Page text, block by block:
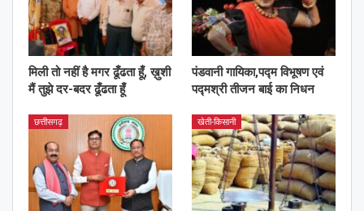
मिली तो नहीं है मगर ढूँढता हूँ, ख़ुशी
मैं तुझे दर-बदर ढूँढता हूँ
पंडवानी गायिका,पद्म विभूषण एवं
पद्मश्री तीजन बाई का निधन
छत्तीसगढ़ खेती-किसानी